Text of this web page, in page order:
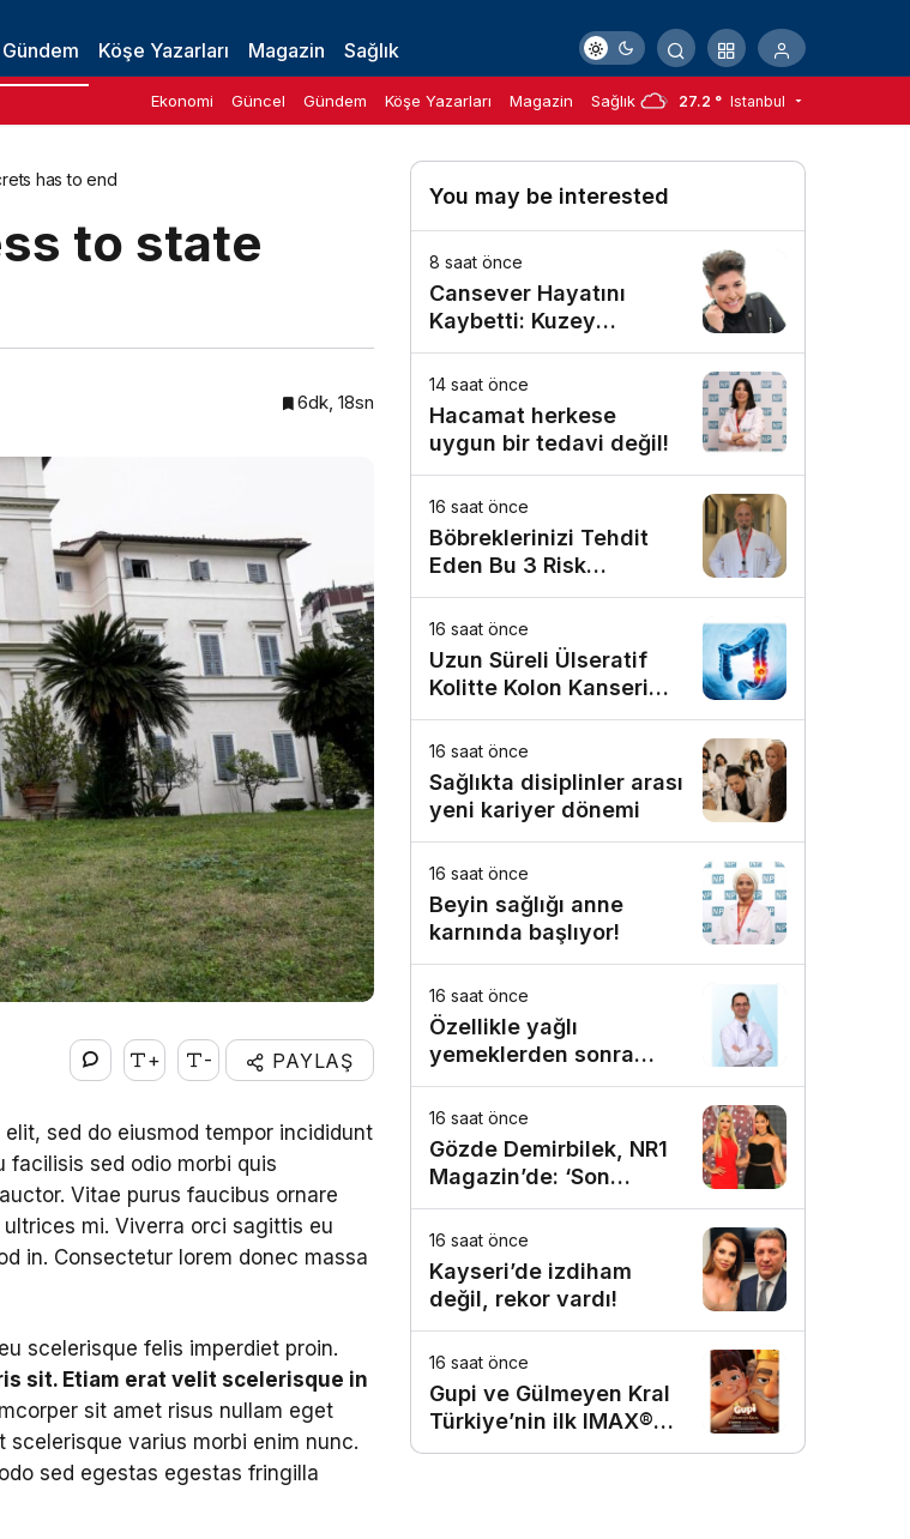
Gündem Köşe Yazarları Magazin Sağlık
Ekonomi Güncel Gündem Köşe Yazarları Magazin Sağlık 27.2 ° Istanbul
has to end
to state
6dk, 18sn
+ - PAYLAŞ
sed do eiusmod tempor incididunt
facilisis sed odio morbi quis
Vitae purus faucibus ornare
mi. Viverra orci sagittis eu
in. Consectetur lorem donec massa
scelerisque felis imperdiet proin.
sit. Etiam erat velit scelerisque in
sit amet risus nullam eget
varius morbi enim nunc.
sed egestas egestas fringilla
You may be interested
8 saat önce
Cansever Hayatını
Kaybetti: Kuzey
Makedonya’da Toprağa
Verilecek
14 saat önce
Hacamat herkese
uygun bir tedavi değil!
16 saat önce
Böbreklerinizi Tehdit
Eden Bu 3 Risk
Faktörüne Dikkat!
16 saat önce
Uzun Süreli Ülseratif
Kolitte Kolon Kanseri
Riski Artıyor mu?
16 saat önce
Sağlıkta disiplinler arası
yeni kariyer dönemi
16 saat önce
Beyin sağlığı anne
karnında başlıyor!
16 saat önce
Özellikle yağlı
yemeklerden sonra
başlıyorsa, gecikmeyin
16 saat önce
Gözde Demirbilek, NR1
Magazin’de: ‘Son
assolist olarak var
olacağım!’
16 saat önce
Kayseri’de izdiham
değil, rekor vardı!
16 saat önce
Gupi ve Gülmeyen Kral
Türkiye’nin ilk IMAX®
animasyon filmi oluyor